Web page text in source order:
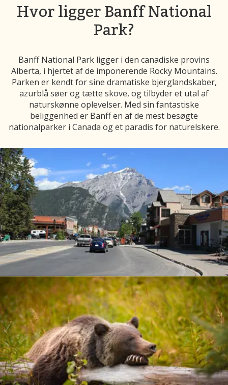
Hvor ligger Banff National
Park?
Banff National Park ligger i den canadiske provins
Alberta, i hjertet af de imponerende Rocky Mountains.
Parken er kendt for sine dramatiske bjerglandskaber,
azurblå søer og tætte skove, og tilbyder et utal af
naturskønne oplevelser. Med sin fantastiske
beliggenhed er Banff en af de mest besøgte
nationalparker i Canada og et paradis for naturelskere.